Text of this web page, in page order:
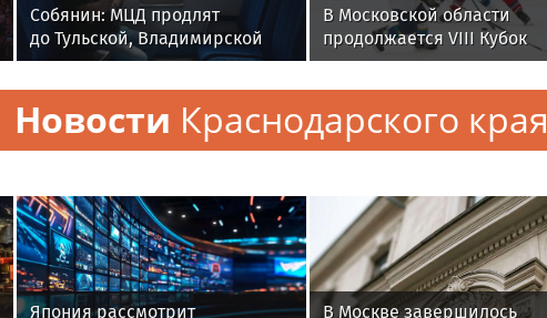
Собянин: МЦД продлят
до Тульской, Владимирской
и Ярославской областей
В Московской области
продолжается VIII Кубок
Александра Овечкина
Новости Краснодарского края
Япония рассмотрит
В Москве завершилось